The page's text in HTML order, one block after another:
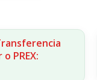
PREX: